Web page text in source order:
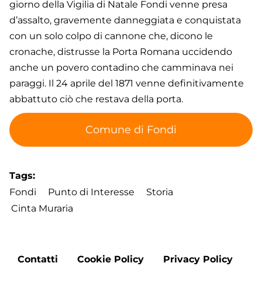
giorno della Vigilia di Natale Fondi venne presa
d’assalto, gravemente danneggiata e conquistata
con un solo colpo di cannone che, dicono le
cronache, distrusse la Porta Romana uccidendo
anche un povero contadino che camminava nei
paraggi. Il 24 aprile del 1871 venne definitivamente
abbattuto ciò che restava della porta.
Comune di Fondi
Tags
Fondi
Punto di Interesse
Storia
Cinta Muraria
Footer
Contatti Cookie Policy Privacy Policy